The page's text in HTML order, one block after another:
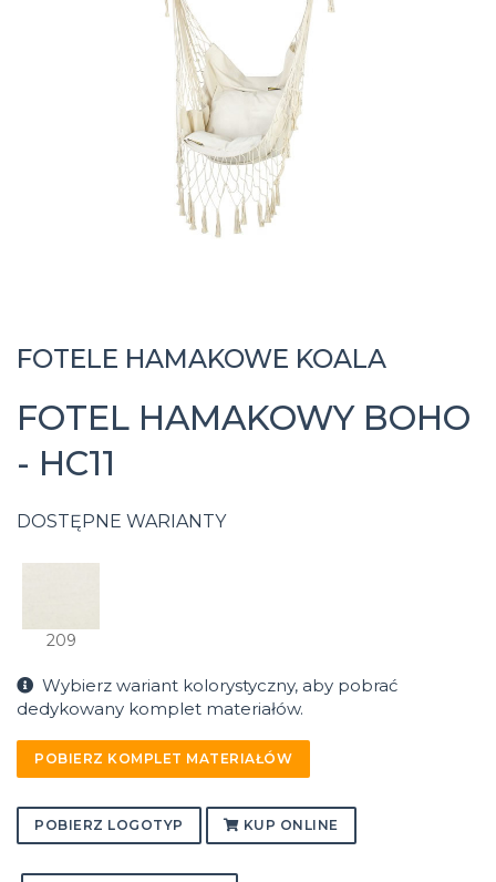
FOTELE HAMAKOWE KOALA
FOTEL HAMAKOWY BOHO
- HC11
DOSTĘPNE WARIANTY
209
Wybierz wariant kolorystyczny, aby pobrać
dedykowany komplet materiałów.
POBIERZ KOMPLET MATERIAŁÓW
POBIERZ LOGOTYP KUP ONLINE